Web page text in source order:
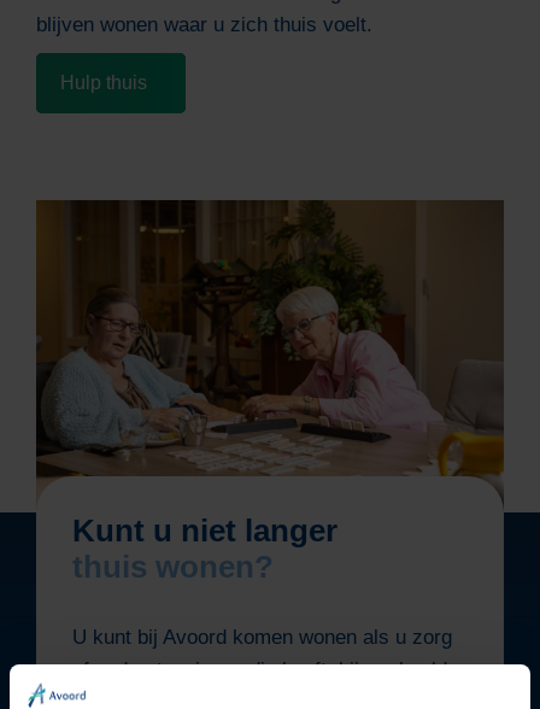
blijven wonen waar u zich thuis voelt.
Hulp thuis
Kunt u niet langer
thuis wonen?
U kunt bij Avoord komen wonen als u zorg
of ondersteuning nodig heeft, bijvoorbeeld
in een zorgappartement of kleinschalige